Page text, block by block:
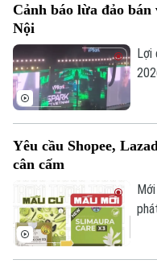
Hà
Cảnh báo lừa đảo
Nội
Lợi
"vé
đợt
Yêu cầu Shopee,
cân cấm